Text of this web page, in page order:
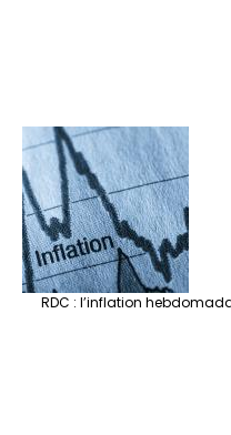
RDC : l’inflation